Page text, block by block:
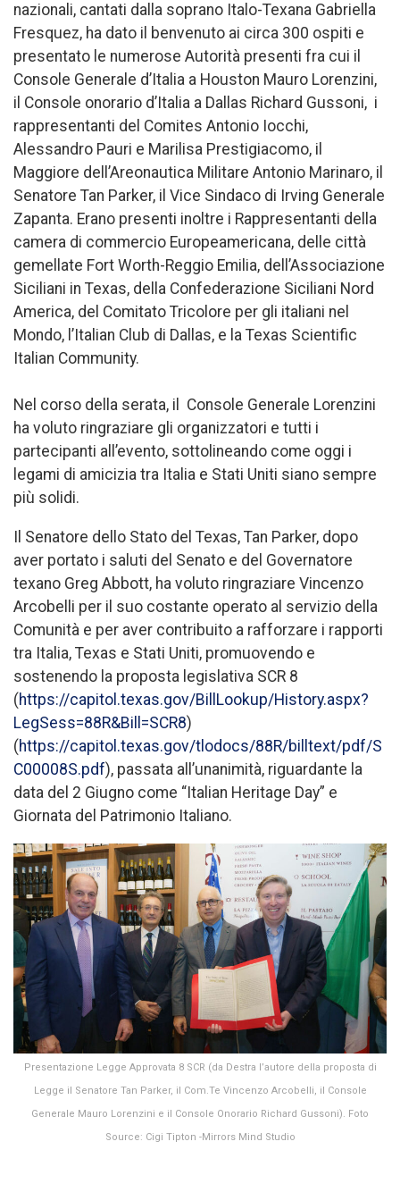
nazionali, cantati dalla soprano Italo-Texana Gabriella
Fresquez, ha dato il benvenuto ai circa 300 ospiti e
presentato le numerose Autorità presenti fra cui il
Console Generale d’Italia a Houston Mauro Lorenzini,
il Console onorario d’Italia a Dallas Richard Gussoni, i
rappresentanti del Comites Antonio Iocchi,
Alessandro Pauri e Marilisa Prestigiacomo, il
Maggiore dell’Areonautica Militare Antonio Marinaro, il
Senatore Tan Parker, il Vice Sindaco di Irving Generale
Zapanta. Erano presenti inoltre i Rappresentanti della
camera di commercio Europeamericana, delle città
gemellate Fort Worth-Reggio Emilia, dell’Associazione
Siciliani in Texas, della Confederazione Siciliani Nord
America, del Comitato Tricolore per gli italiani nel
Mondo, l’Italian Club di Dallas, e la Texas Scientific
Italian Community.
Nel corso della serata, il Console Generale Lorenzini
ha voluto ringraziare gli organizzatori e tutti i
partecipanti all’evento, sottolineando come oggi i
legami di amicizia tra Italia e Stati Uniti siano sempre
più solidi.
Il Senatore dello Stato del Texas, Tan Parker, dopo
aver portato i saluti del Senato e del Governatore
texano Greg Abbott, ha voluto ringraziare Vincenzo
Arcobelli per il suo costante operato al servizio della
Comunità e per aver contribuito a rafforzare i rapporti
tra Italia, Texas e Stati Uniti, promuovendo e
sostenendo la proposta legislativa SCR 8
(https://capitol.texas.gov/BillLookup/History.aspx?
LegSess=88R&Bill=SCR8)
(https://capitol.texas.gov/tlodocs/88R/billtext/pdf/S
C00008S.pdf), passata all’unanimità, riguardante la
data del 2 Giugno come “Italian Heritage Day” e
Giornata del Patrimonio Italiano.
Presentazione Legge Approvata 8 SCR (da Destra l’autore della proposta di
Legge il Senatore Tan Parker, il Com.Te Vincenzo Arcobelli, il Console
Generale Mauro Lorenzini e il Console Onorario Richard Gussoni). Foto
Source: Cigi Tipton -Mirrors Mind Studio